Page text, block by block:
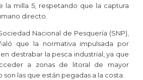
la milla 5, respetando que la captura
directo.
Nacional de Pesquería (SNP),
que la normativa impulsada por
destrabar la pesca industrial, ya que
a zonas de litoral de mayor
las que están pegadas a la costa.